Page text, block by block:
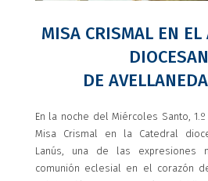
MISA CRISMAL EN
DE
En la noche del Miércoles Santo,
Misa Crismal en la Catedral
Lanús, una de las expresiones
comunión eclesial en el corazón